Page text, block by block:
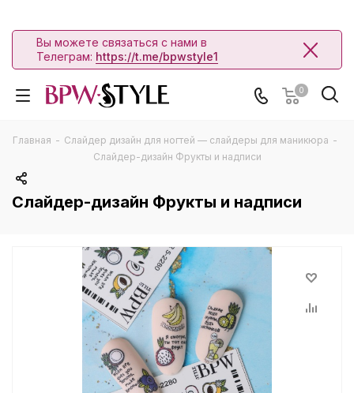
Вы можете связаться с нами в
Телеграм: https://t.me/bpwstyle1
0
Главная - Слайдер дизайн для ногтей — слайдеры для маникюра -
Слайдер-дизайн Фрукты и надписи
Слайдер-дизайн Фрукты и надписи